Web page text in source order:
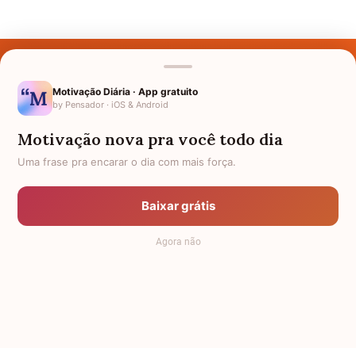
Nomes pelo Mundo
Política de Privacidade
Anuncie
Termos de Uso
Motivação Diária · App gratuito
by Pensador · iOS & Android
Motivação nova pra você todo dia
Uma frase pra encarar o dia com mais força.
Baixar grátis
Agora não